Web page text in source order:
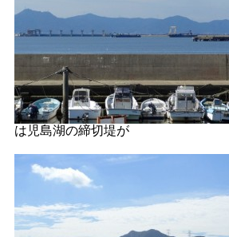
は児島湖の締切堤が